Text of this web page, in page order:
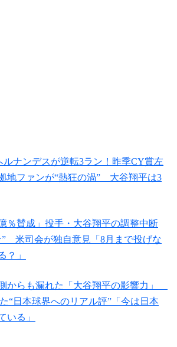
ルナンデスが逆転3ラン！昨季CY賞左
地ファンが“熱狂の渦” 大谷翔平は3
％賛成」投手・大谷翔平の調整中断
” 米司会が独自意見「8月まで投げな
？」
からも漏れた「大谷翔平の影響力」
“日本球界へのリアル評”「今は日本
いる」